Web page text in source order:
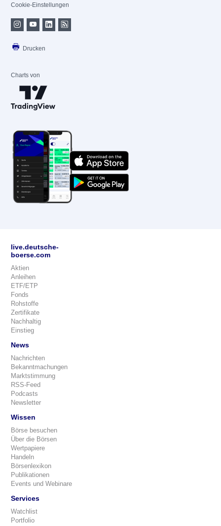
Cookie-Einstellungen
Drucken
Charts von
live.deutsche-
boerse.com
Aktien
Anleihen
ETF/ETP
Fonds
Rohstoffe
Zertifikate
Nachhaltig
Einstieg
News
Nachrichten
Bekanntmachungen
Marktstimmung
RSS-Feed
Podcasts
Newsletter
Wissen
Börse besuchen
Über die Börsen
Wertpapiere
Handeln
Börsenlexikon
Publikationen
Events und Webinare
Services
Watchlist
Portfolio